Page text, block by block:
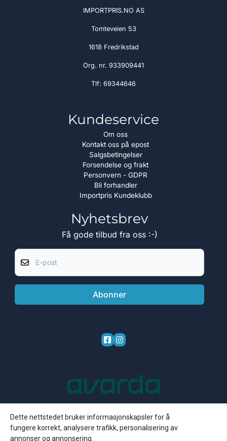
IMPORTPRIS.NO AS
Tomteveien 53
1618 Fredrikstad
Org. nr. 933909441
Tlf: 69344646
Kundeservice
Om oss
Kontakt oss på epost
Salgsbetingelser
Forsendelse og frakt
Personvern - GDPR
Bli forhandler
Importpris Kundeklubb
Nyhetsbrev
Få gode tilbud fra oss :-)
Abonner
Dette nettstedet bruker informasjonskapsler for å
fungere korrekt, analysere trafikk, personalisering av
annonser og annonsering.